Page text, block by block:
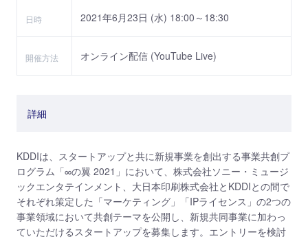
日時 2021年6月23日 (水) 18:00～18:30
開催方法 オンライン配信 (YouTube Live)
詳細
KDDIは、スタートアップと共に新規事業を創出する事業共創プ
ログラム「∞の翼 2021」において、株式会社ソニー・ミュージ
ックエンタテインメント、大日本印刷株式会社とKDDIとの間で
それぞれ策定した「マーケティング」「IPライセンス」の2つの
事業領域において共創テーマを公開し、新規共同事業に加わっ
ていただけるスタートアップを募集します。エントリーを検討